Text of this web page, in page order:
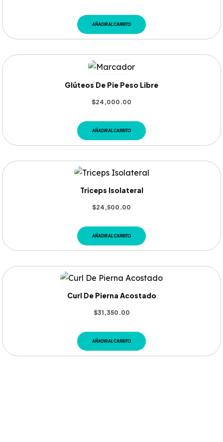
AÑADIR AL CARRITO
Glúteos De Pie Peso Libre
$24,000.00
AÑADIR AL CARRITO
Triceps Isolateral
$24,500.00
AÑADIR AL CARRITO
Curl De Pierna Acostado
$31,350.00
AÑADIR AL CARRITO